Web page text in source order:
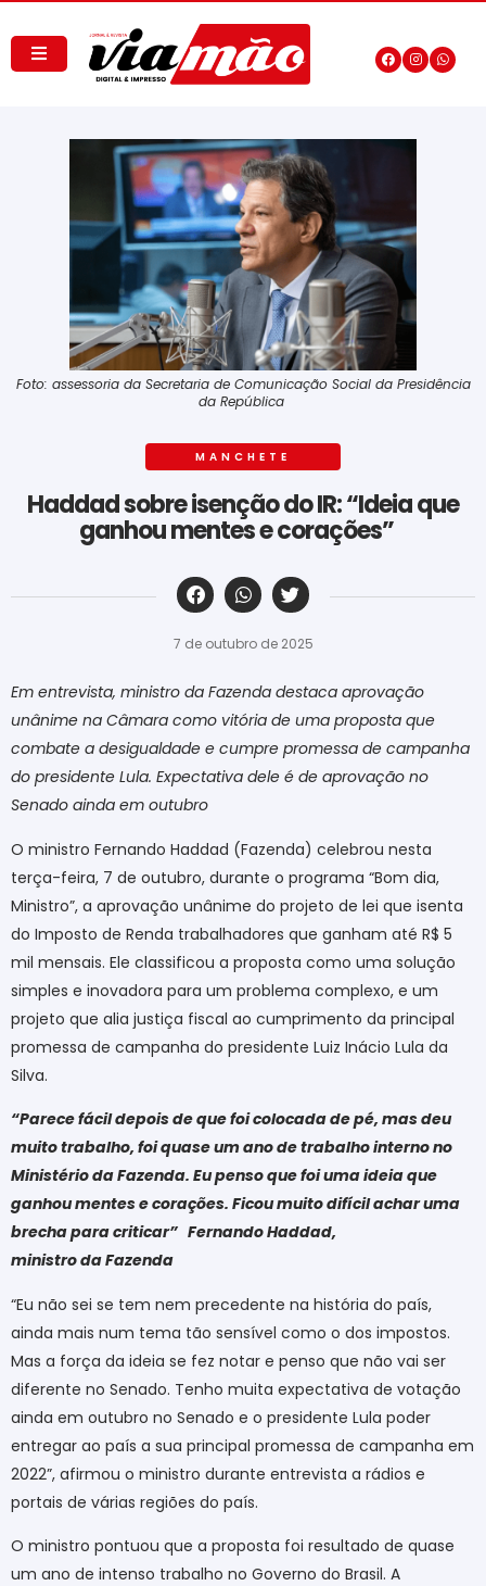
Foto: assessoria da Secretaria de Comunicação Social da Presidência
da República
MANCHETE
Haddad sobre isenção do IR: “Ideia que
ganhou mentes e corações”
‎ ‎ ‎ ‎ ‎ ‎ ‎ ‎ ‎ ‎ ‎ ‎ ‎ ‎ ‎ ‎ ‎ ‎ ‎ ‎ ‎ ‎ ‎ ‎ ‎ ‎ ‎ ‎ ‎ ‎ ‎
7 de outubro de 2025
Em entrevista, ministro da Fazenda destaca aprovação
unânime na Câmara como vitória de uma proposta que
combate a desigualdade e cumpre promessa de campanha
do presidente Lula. Expectativa dele é de aprovação no
Senado ainda em outubro
O ministro Fernando Haddad (Fazenda) celebrou nesta
terça-feira, 7 de outubro, durante o programa “Bom dia,
Ministro”, a aprovação unânime do projeto de lei que isenta
do Imposto de Renda trabalhadores que ganham até R$ 5
mil mensais. Ele classificou a proposta como uma solução
simples e inovadora para um problema complexo, e um
projeto que alia justiça fiscal ao cumprimento da principal
promessa de campanha do presidente Luiz Inácio Lula da
Silva.
“Parece fácil depois de que foi colocada de pé, mas deu
muito trabalho, foi quase um ano de trabalho interno no
Ministério da Fazenda. Eu penso que foi uma ideia que
ganhou mentes e corações. Ficou muito difícil achar uma
brecha para criticar” Fernando Haddad,
ministro da Fazenda
“Eu não sei se tem nem precedente na história do país,
ainda mais num tema tão sensível como o dos impostos.
Mas a força da ideia se fez notar e penso que não vai ser
diferente no Senado. Tenho muita expectativa de votação
ainda em outubro no Senado e o presidente Lula poder
entregar ao país a sua principal promessa de campanha em
2022”, afirmou o ministro durante entrevista a rádios e
portais de várias regiões do país.
O ministro pontuou que a proposta foi resultado de quase
um ano de intenso trabalho no Governo do Brasil. A